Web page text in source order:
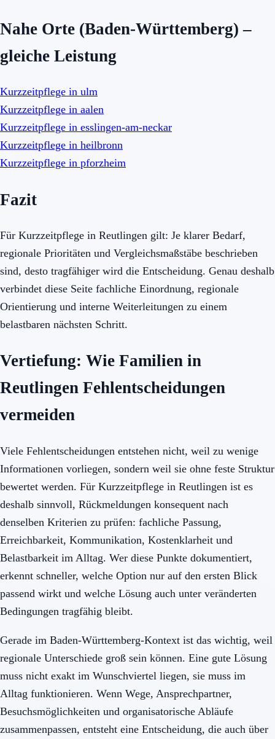
Nahe Orte (Baden-Württemberg) –
gleiche Leistung
Kurzzeitpflege in ulm
Kurzzeitpflege in aalen
Kurzzeitpflege in esslingen-am-neckar
Kurzzeitpflege in heilbronn
Kurzzeitpflege in pforzheim
Fazit
Für Kurzzeitpflege in Reutlingen gilt: Je klarer Bedarf,
regionale Prioritäten und Vergleichsmaßstäbe beschrieben
sind, desto tragfähiger wird die Entscheidung. Genau deshalb
verbindet diese Seite fachliche Einordnung, regionale
Orientierung und interne Weiterleitungen zu einem
belastbaren nächsten Schritt.
Vertiefung: Wie Familien in
Reutlingen Fehlentscheidungen
vermeiden
Viele Fehlentscheidungen entstehen nicht, weil zu wenige
Informationen vorliegen, sondern weil sie ohne feste Struktur
bewertet werden. Für Kurzzeitpflege in Reutlingen ist es
deshalb sinnvoll, Rückmeldungen konsequent nach
denselben Kriterien zu prüfen: fachliche Passung,
Erreichbarkeit, Kommunikation, Kostenklarheit und
Belastbarkeit im Alltag. Wer diese Punkte dokumentiert,
erkennt schneller, welche Option nur auf den ersten Blick
passend wirkt und welche Lösung auch unter veränderten
Bedingungen tragfähig bleibt.
Gerade im Baden-Württemberg-Kontext ist das wichtig, weil
regionale Unterschiede groß sein können. Eine gute Lösung
muss nicht exakt im Wunschviertel liegen, sie muss im
Alltag funktionieren. Wenn Wege, Ansprechpartner,
Besuchsmöglichkeiten und organisatorische Abläufe
zusammenpassen, entsteht eine Entscheidung, die auch über